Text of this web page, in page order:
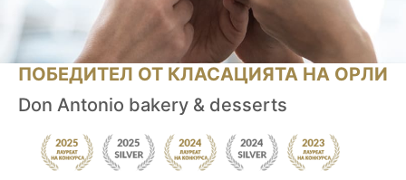
ПОБЕДИТЕЛ ОТ КЛАСАЦИЯТА НА ОРЛИ
Don Antonio bakery & desserts